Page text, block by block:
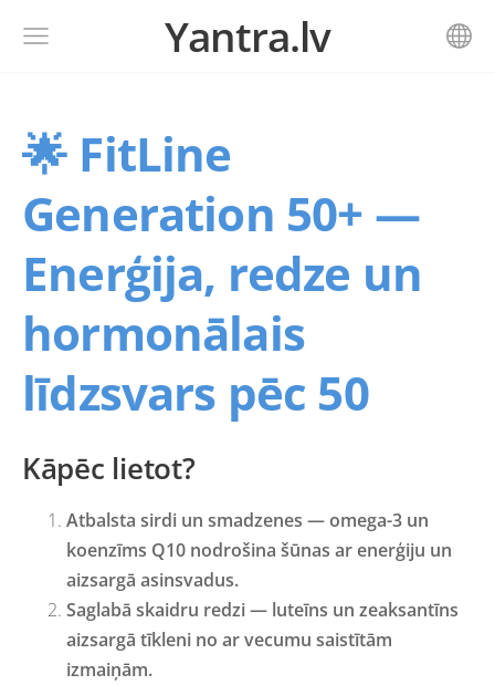
Yantra.lv
🌟 FitLine
Generation 50+ —
Enerģija, redze un
hormonālais
līdzsvars pēc 50
Kāpēc lietot?
Atbalsta sirdi un smadzenes — omega-3 un
koenzīms Q10 nodrošina šūnas ar enerģiju un
aizsargā asinsvadus.
Saglabā skaidru redzi— luteīns un zeaksantīns
aizsargā tīkleni no ar vecumu saistītām
izmaiņām.